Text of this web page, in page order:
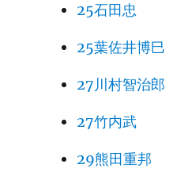
25石田忠
25葉佐井博巳
27川村智治郎
27竹内武
29熊田重邦